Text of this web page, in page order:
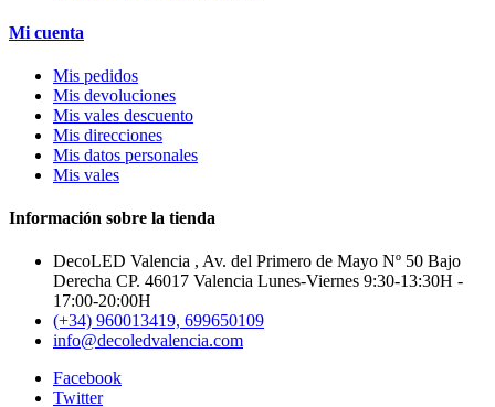
Mi cuenta
Mis pedidos
Mis devoluciones
Mis vales descuento
Mis direcciones
Mis datos personales
Mis vales
Información sobre la tienda
DecoLED Valencia , Av. del Primero de Mayo Nº 50 Bajo
Derecha CP. 46017 Valencia Lunes-Viernes 9:30-13:30H -
17:00-20:00H
(+34) 960013419, 699650109
info@decoledvalencia.com
Facebook
Twitter